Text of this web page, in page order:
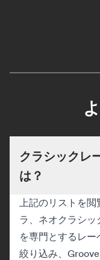
クラシックレ
は？
上記のリストを閲
ラ、ネオクラシ
を専門とするレ
絞り込み、